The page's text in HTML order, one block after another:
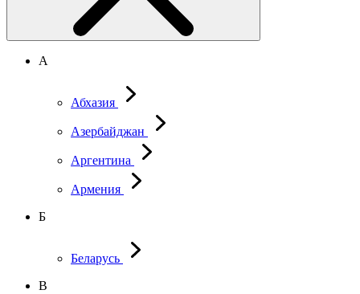
А
Абхазия
Азербайджан
Аргентина
Армения
Б
Беларусь
В